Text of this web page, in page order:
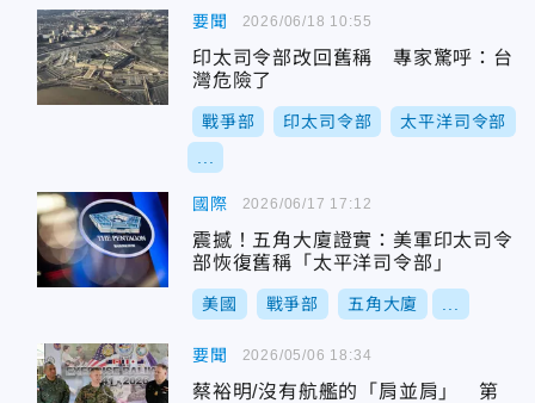
要聞
印太司令部改回舊稱 專家驚呼：台
灣危險了
戰爭部 印太司令部 太平洋司令部
2026/06/18 10:55
國際
震撼！五角大廈證實：美軍印太司令
部恢復舊稱「太平洋司令部」
美國 戰爭部 五角大廈
2026/06/17 17:12
要聞
蔡裕明/沒有航艦的「肩並肩」 第
2026/05/06 18:34